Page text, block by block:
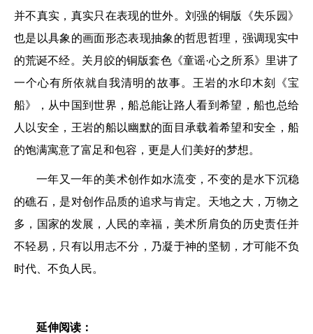
并不真实，真实只在表现的世外。刘强的铜版《失乐园》
也是以具象的画面形态表现抽象的哲思哲理，强调现实中
的荒诞不经。关月皎的铜版套色《童谣·心之所系》里讲了
一个心有所依就自我清明的故事。王岩的水印木刻《宝
船》，从中国到世界，船总能让路人看到希望，船也总给
人以安全，王岩的船以幽默的面目承载着希望和安全，船
的饱满寓意了富足和包容，更是人们美好的梦想。
一年又一年的美术创作如水流变，不变的是水下沉稳
的礁石，是对创作品质的追求与肯定。天地之大，万物之
多，国家的发展，人民的幸福，美术所肩负的历史责任并
不轻易，只有以用志不分，乃凝于神的坚韧，才可能不负
时代、不负人民。
延伸阅读：